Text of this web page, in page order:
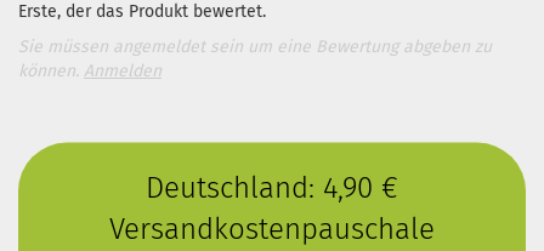
Erste, der das Produkt bewertet.
Sie müssen angemeldet sein um eine Bewertung abgeben zu
können. Anmelden
Deutschland: 4,90 €
Versandkostenpauschale